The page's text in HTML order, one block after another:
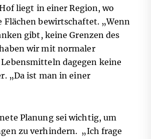
liegt in einer Region, wo
bewirtschaftet. „Wenn
gibt, keine Grenzen des
wir mit normaler
dagegen keine
„Da ist man in einer
Planung sei wichtig, um
zu verhindern. „Ich frage